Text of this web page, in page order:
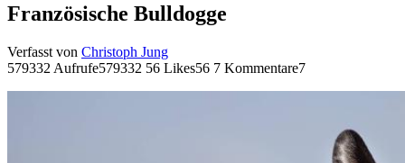
Französische Bulldogge
Verfasst von Christoph Jung
579332 Aufrufe579332 56 Likes56 7 Kommentare7